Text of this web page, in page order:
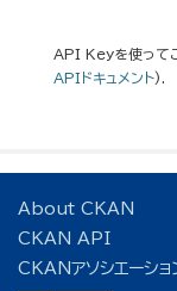
API Keyを使ってこ
APIドキュメント).
About CKAN
CKAN API
CKANアソシエーショ